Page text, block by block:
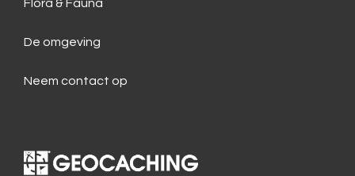
Flora & Fauna
De omgeving
Neem contact op